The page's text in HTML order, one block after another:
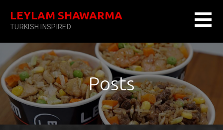
content
LEYLAM SHAWARMA
TURKISH INSPIRED
Posts